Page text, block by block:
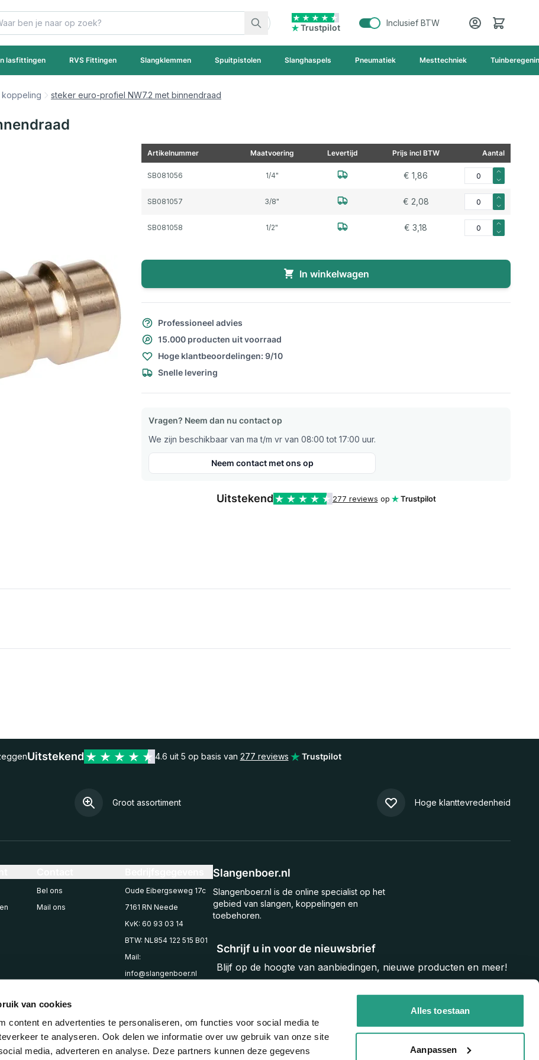
van cookies
content en advertenties te personaliseren, om functies voor social media te
te analyseren. Ook delen we informatie over uw gebruik van onze site
media, adverteren en analyse. Deze partners kunnen deze gegevens
Alles toestaan
Aanpassen
Trustpilot
Inclusief BTW Cart
lasfittingen RVS Fittingen Slangklemmen Spuitpistolen Slanghaspels Pneumatiek Mesttechniek
koppeling steker euro-profiel NW7.2 met binnendraad
Artikelnummer Maatvoering Levertijd Prijs incl BTW Aantal
SB081056 1/4" € 1,86 Aantal voor steker
SB081057 3/8" € 2,08 Aantal voor steker
SB081058 1/2" € 3,18 Aantal voor steker
In winkelwagen
Professioneel advies
15.000 producten uit voorraad
Hoge klantbeoordelingen: 9/10
Snelle levering
Vragen? Neem dan nu contact op
We zijn beschikbaar van ma t/m vr van 08:00 tot 17:00 uur.
Neem contact met ons op
Uitstekend 277 reviews op Trustpilot
Uitstekend 4.6 uit 5 op basis van 277 reviews Trustpilot
Groot assortiment Hoge klanttevredenheid
Schrijf u in voor de nieuwsbrief
Blijf op de hoogte van aanbiedingen, nieuwe producten en meer!
Slangenboer.nl
Slangenboer.nl is de online specialist op het
gebied van slangen, koppelingen en
toebehoren.
Bel ons
Mail ons
Oude Eibergseweg 17c
7161 RN Neede
KvK: 60 93 03 14
BTW: NL854 122 515 B01
Mail:
info@slangenboer.nl